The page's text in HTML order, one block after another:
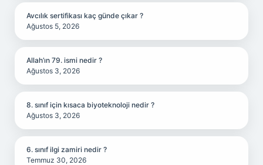
Avcılık sertifikası kaç günde çıkar ?
Ağustos 5, 2026
Allah’ın 79. ismi nedir ?
Ağustos 3, 2026
8. sınıf için kısaca biyoteknoloji nedir ?
Ağustos 3, 2026
6. sınıf ilgi zamiri nedir ?
Temmuz 30, 2026